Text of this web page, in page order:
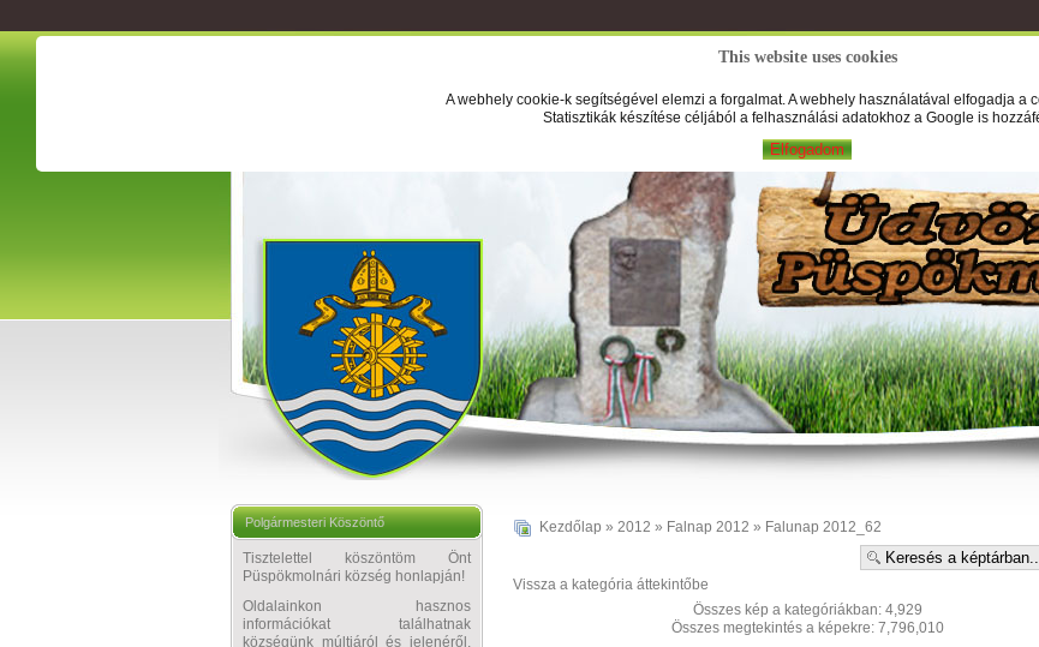
This website uses cookies
A webhely cookie-k segítségével elemzi a forgalmat. A webhely használatával elfogadja a
Statisztikák készítése céljából a felhasználási adatokhoz a Google is
Elfogadom
Polgármesteri Köszöntő
Tisztelettel köszöntöm Önt
Püspökmolnári község honlapján!
Oldalainkon hasznos
információkat találhatnak
községünk múltjáról és jelenéről,
Kezdőlap » 2012 » Falnap 2012 » Falunap 2012_62
Vissza a kategória áttekintőbe
Összes kép a kategóriákban: 4,929
Összes megtekintés a képekre: 7,796,010